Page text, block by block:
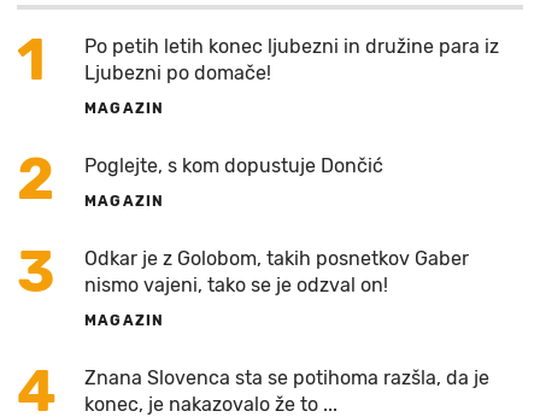
1
Po petih letih konec ljubezni in družine para iz
Ljubezni po domače!
MAGAZIN
2 Poglejte, s kom dopustuje Dončić
MAGAZIN
3
Odkar je z Golobom, takih posnetkov Gaber
nismo vajeni, tako se je odzval on!
MAGAZIN
4
Znana Slovenca sta se potihoma razšla, da je
konec, je nakazovalo že to ...